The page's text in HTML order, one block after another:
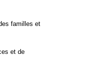
familles et
et de